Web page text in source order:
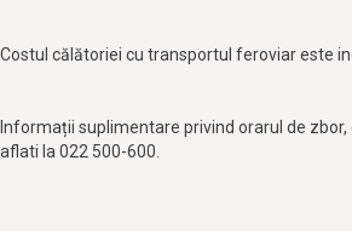
Costul călătoriei cu transportul feroviar este
Informații suplimentare privind orarul de
aflati la 022 500-600.